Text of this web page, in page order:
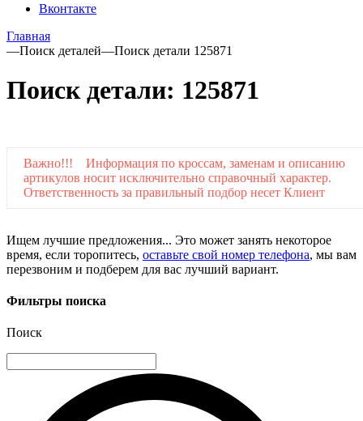
Вконтакте
Главная
—Поиск деталей—Поиск детали 125871
Поиск детали: 125871
Важно!!! Информация по кроссам, заменам и описанию
артикулов носит исключительно справочный характер.
Ответственность за правильный подбор несет Клиент
Ищем лучшие предложения... Это может занять некоторое
время, если торопитесь, оставьте свой номер телефона, мы вам
перезвоним и подберем для вас лучший вариант.
Фильтры поиска
Поиск